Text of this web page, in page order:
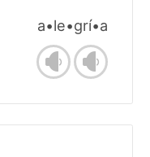
a•le•grí•a